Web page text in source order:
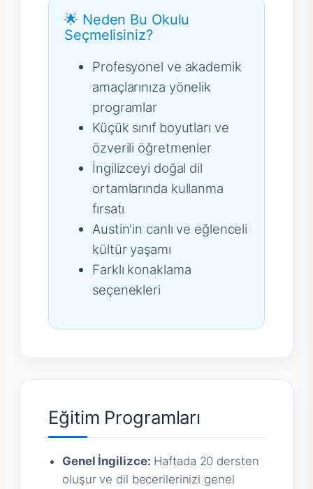
🌟 Neden Bu Okulu
Seçmelisiniz?
Profesyonel ve akademik
amaçlarınıza yönelik
programlar
Küçük sınıf boyutları ve
özverili öğretmenler
İngilizceyi doğal dil
ortamlarında kullanma
fırsatı
Austin'in canlı ve eğlenceli
kültür yaşamı
Farklı konaklama
seçenekleri
Eğitim Programları
Genel İngilizce: Haftada 20 dersten
oluşur ve dil becerilerinizi genel